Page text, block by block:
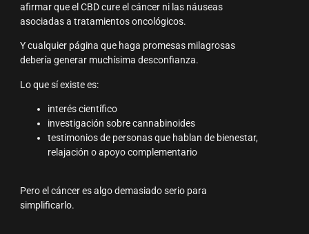
afirmar que el CBD cure el cáncer ni las náuseas
asociadas a tratamientos oncológicos.
Y cualquier página que haga promesas milagrosas
debería generar muchísima desconfianza.
Lo que sí existe es:
interés científico
investigación sobre cannabinoides
testimonios de personas que hablan de bienestar,
relajación o apoyo complementario
Pero el cáncer es algo demasiado serio para
simplificarlo.